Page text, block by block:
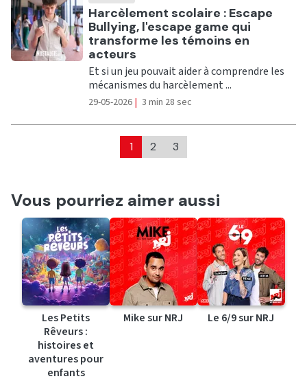
Ecouter
Harcèlement scolaire : Escape
Bullying, l'escape game qui
transforme les témoins en
acteurs
Et si un jeu pouvait aider à comprendre les
mécanismes du harcèlement ...
29-05-2026 | 3 min 28 sec
1 2 3
Vous pourriez aimer aussi
Les Petits
Rêveurs :
histoires et
aventures pour
enfants
Mike sur NRJ Le 6/9 sur NRJ